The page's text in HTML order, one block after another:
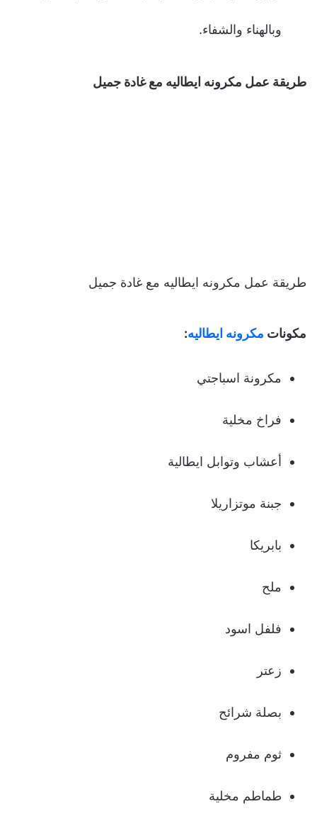
وبالهناء والشفاء.
طريقة عمل مكرونه ايطاليه مع غادة جميل
طريقة عمل مكرونه ايطاليه مع غادة جميل
مكونات مكرونه ايطاليه:
مكرونة اسباجتي
فراخ مخلية
أعشاب وتوابل ايطالية
جبنة موتزاريلا
بابريكا
ملح
فلفل اسود
زعتر
بصلة شرائح
ثوم مفروم
طماطم مخلية